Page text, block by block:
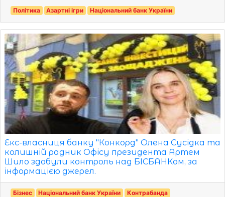
Політика Азартні ігри Національний банк України
Екс-власниця банку "Конкорд" Олена Сусідка та
колишній радник Офісу президента Артем
Шило здобули контроль над БІСБАНКом, за
інформацією джерел.
Бізнес Національний банк України Контрабанда